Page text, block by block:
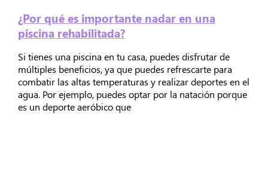
¿Por qué es importante nadar en una
piscina rehabilitada?
Si tienes una piscina en tu casa, puedes disfrutar de
múltiples beneficios, ya que puedes refrescarte para
combatir las altas temperaturas y realizar deportes en el
agua. Por ejemplo, puedes optar por la natación porque
es un deporte aeróbico que